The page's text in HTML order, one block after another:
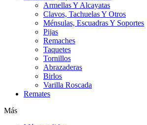
Armellas Y Alcayatas
Clavos, Tachuelas Y Otros
Ménsulas, Escuadras Y Soportes
Pijas
Remaches
Taquetes
Tornillos
Abrazaderas
Birlos
Varilla Roscada
Remates
Más